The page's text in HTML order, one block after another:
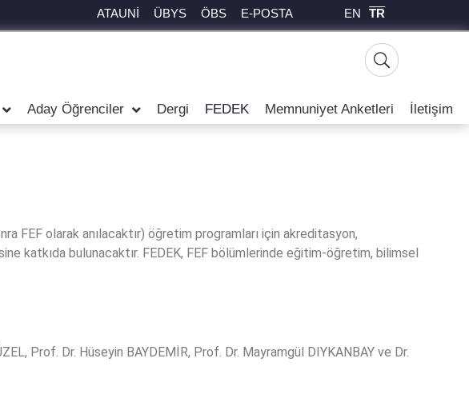
ATAUNİ ÜBYS ÖBS E-POSTA EN TR
Aday Öğrenciler Dergi FEDEK Memnuniyet Anketleri İletişim
FEF olarak anılacaktır) öğretim programları için akreditasyon,
katkıda bulunacaktır. FEDEK, FEF bölümlerinde eğitim-öğretim, bilimsel
Prof. Dr. Hüseyin BAYDEMİR, Prof. Dr. Mayramgül DIYKANBAY ve Dr.